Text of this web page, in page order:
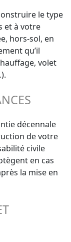
le type
et à votre
hors-sol, en
qu’il
volet
décennale
de votre
civile
en cas
la mise en